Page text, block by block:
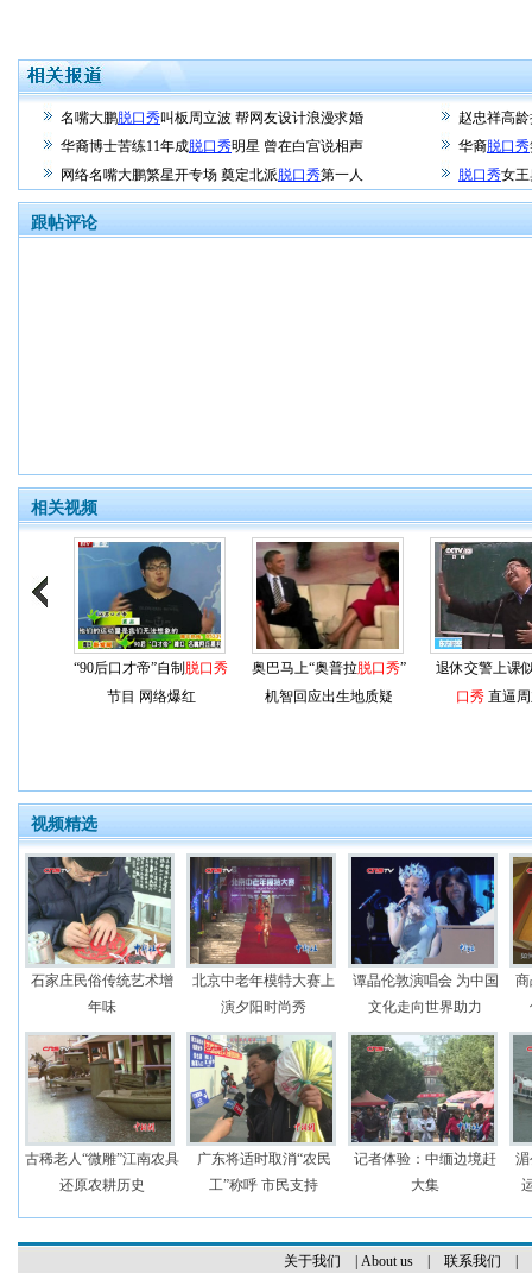
名嘴大鹏脱口秀叫板周立波 帮网友设计浪漫求婚
赵忠祥高
华裔博士苦练11年成脱口秀明星 曾在白宫说相声 华裔脱口秀
网络名嘴大鹏繁星开专场 奠定北派 脱口秀第一人 脱口秀女
跟帖评论
相关视频
“90后口才帝”自制 脱口秀
节目 网络爆红
奥巴马上“奥普拉脱口秀”
机智回应出生地质疑
退休交警上课
口秀直逼周
视频精选
石家庄民俗传统艺术增
年味
北京中老年模特大赛上
演夕阳时尚秀
谭晶伦敦演唱会 为中国
文化走向世界助力
古稀老人“微雕”江南农具
还原农耕历史
广东将适时取消“农民
工”称呼 市民支持
记者体验：中缅边境赶
大集
关于我们 About us| 联系我们